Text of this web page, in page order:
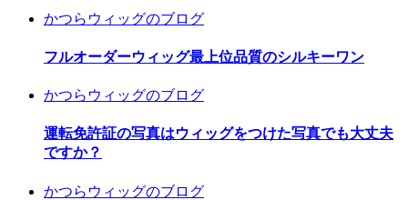
かつらウィッグのブログ
フルオーダーウィッグ最上位品質のシルキーワン
かつらウィッグのブログ
運転免許証の写真はウィッグをつけた写真でも大丈夫
ですか？
かつらウィッグのブログ